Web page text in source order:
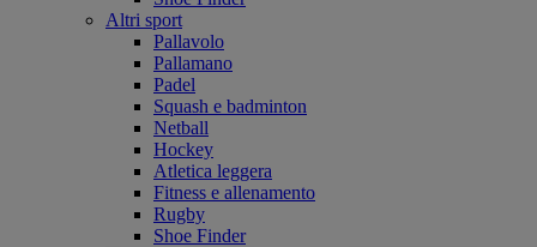
Altri sport
Pallavolo
Pallamano
Padel
Squash e badminton
Netball
Hockey
Atletica leggera
Fitness e allenamento
Rugby
Shoe Finder